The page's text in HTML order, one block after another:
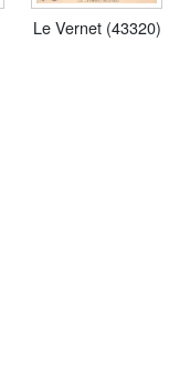
Le Vernet (43320)